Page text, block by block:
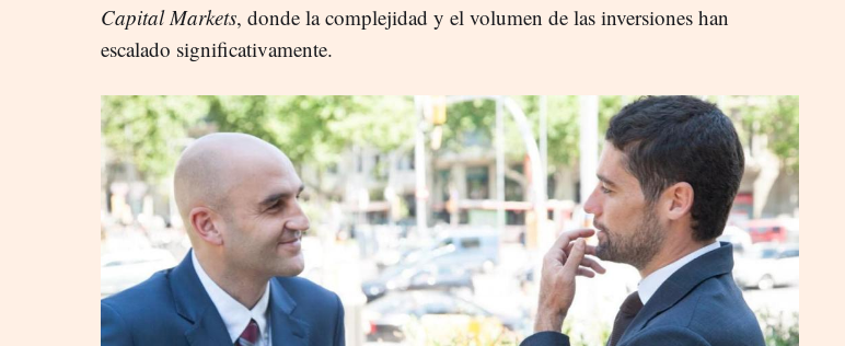
Capital Markets, donde la complejidad y el volumen de las inversiones han
escalado significativamente.